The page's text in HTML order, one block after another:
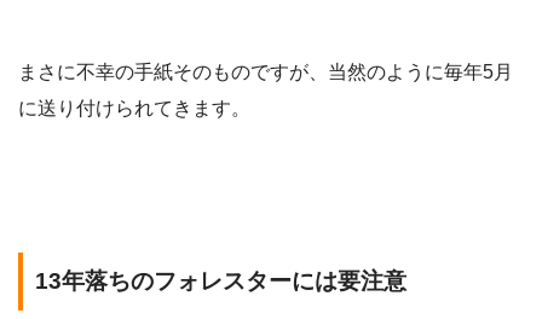
まさに不幸の手紙そのものですが、当然のように毎年5月
に送り付けられてきます。
13年落ちのフォレスターには要注意